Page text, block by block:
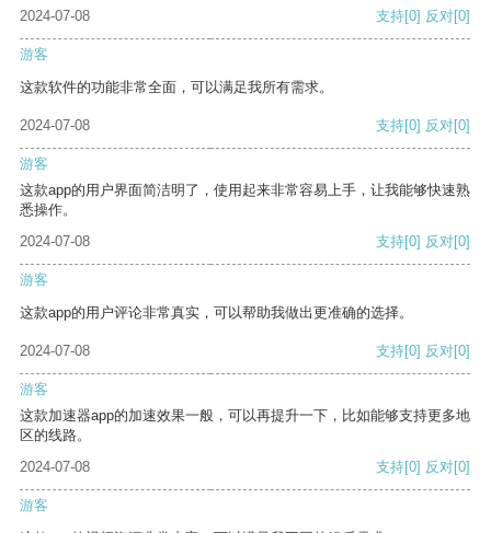
2024-07-08 支持[0] 反对[0]
游客
这款软件的功能非常全面，可以满足我所有需求。
2024-07-08 支持[0] 反对[0]
游客
这款app的用户界面简洁明了，使用起来非常容易上手，让我能够快速熟
悉操作。
2024-07-08
支持[0] 反对[0]
游客
这款app的用户评论非常真实，可以帮助我做出更准确的选择。
2024-07-08 支持[0] 反对[0]
游客
这款加速器app的加速效果一般，可以再提升一下，比如能够支持更多地
区的线路。
2024-07-08
支持[0] 反对[0]
游客